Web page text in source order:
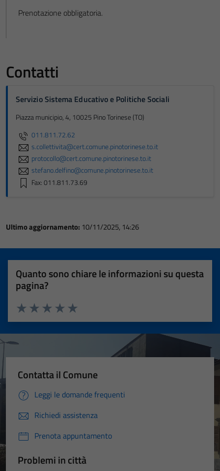
Prenotazione obbligatoria.
Contatti
Servizio Sistema Educativo e Politiche Sociali
Piazza municipio, 4, 10025 Pino Torinese (TO)
011.811.72.62
s.collettivita@cert.comune.pinotorinese.to.it
protocollo@cert.comune.pinotorinese.to.it
stefano.delfino@comune.pinotorinese.to.it
Fax: 011.811.73.69
Ultimo aggiornamento: 10/11/2025, 14:26
Quanto sono chiare le informazioni su questa
pagina?
Valuta 5 stelle su 5
Valuta 4 stelle su 5
Valuta 3 stelle su 5
Valuta 2 stelle su 5
Valuta 1 stelle su 5
Contatta il Comune
Leggi le domande frequenti
Richiedi assistenza
Prenota appuntamento
Problemi in città